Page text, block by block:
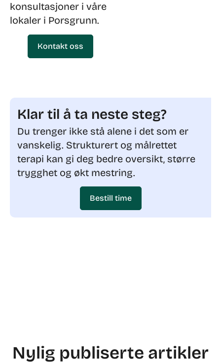
konsultasjoner i våre
lokaler i Porsgrunn.
Kontakt oss
Klar til å ta neste steg?
Du trenger ikke stå alene i det som er
vanskelig. Strukturert og målrettet
terapi kan gi deg bedre oversikt, større
trygghet og økt mestring.
Bestill time
Nylig publiserte artikler